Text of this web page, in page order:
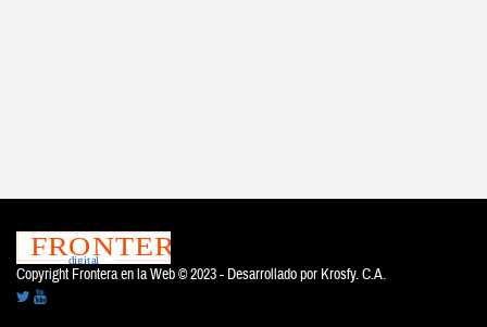
Copyright Frontera en la Web © 2023 - Desarrollado por Krosfy. C.A.